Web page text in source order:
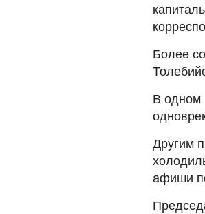
Более
В одном
Другим
афиши